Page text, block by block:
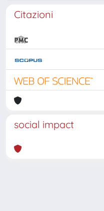
Citazioni
social impact